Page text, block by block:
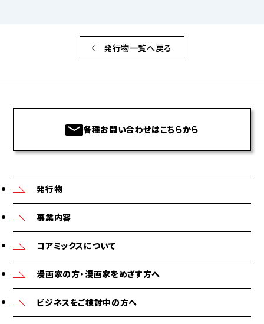
発行物一覧へ戻る
各種お問い合わせはこちらから
発行物
事業内容
コアミックスについて
漫画家の方・漫画家をめざす方へ
ビジネスをご検討中の方へ